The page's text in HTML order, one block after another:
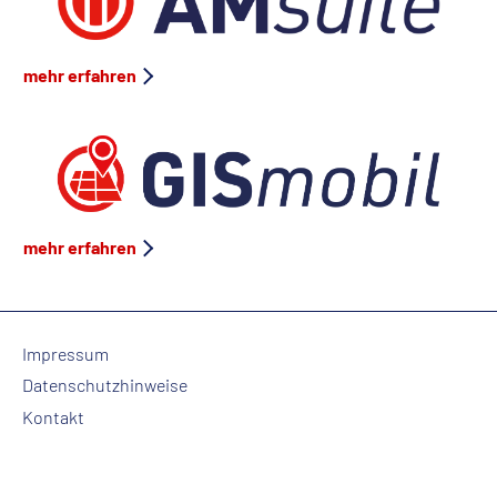
mehr erfahren
mehr erfahren
Impressum
Datenschutzhinweise
Kontakt